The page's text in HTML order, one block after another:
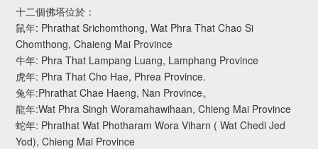
十二個佛塔位於：
鼠年: Phrathat Srichomthong, Wat Phra That Chao Si
Chomthong, Chaieng Mai Province
牛年: Phra That Lampang Luang, Lamphang Province
虎年: Phra That Cho Hae, Phrea Province.
兔年:Phrathat Chae Haeng, Nan Province。
龍年:Wat Phra Singh Woramahawihaan, Chieng Mai Province
蛇年: Phrathat Wat Photharam Wora Viharn ( Wat Chedi Jed
Yod), Chieng Mai Province